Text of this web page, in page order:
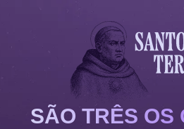
SÃO TRÊS OS